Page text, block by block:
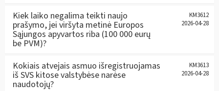
Kiek laiko negalima teikti naujo
prašymo, jei viršyta metinė Europos
Sąjungos apyvartos riba (100 000 eurų
be PVM)?
KM3612
2026-04-28
Kokiais atvejais asmuo išregistruojamas
iš SVS kitose valstybėse narėse
naudotojų?
KM3613
2026-04-28